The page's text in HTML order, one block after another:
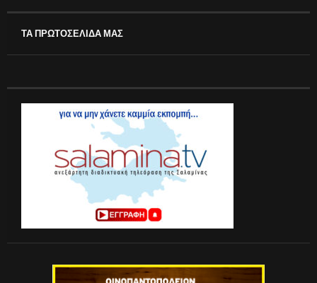
ΤΑ ΠΡΩΤΟΣΕΛΙΔΑ ΜΑΣ